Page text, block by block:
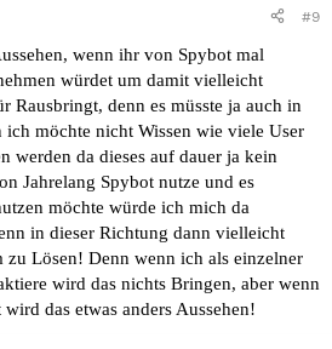
#9
wenn ihr von Spybot mal
würdet um damit vielleicht
Rausbringt, denn es müsste ja auch in
ich möchte nicht Wissen wie viele User
werden da dieses auf dauer ja kein
Jahrelang Spybot nutze und es
möchte würde ich mich da
in dieser Richtung dann vielleicht
zu Lösen! Denn wenn ich als einzelner
wird das nichts Bringen, aber wenn
das etwas anders Aussehen!